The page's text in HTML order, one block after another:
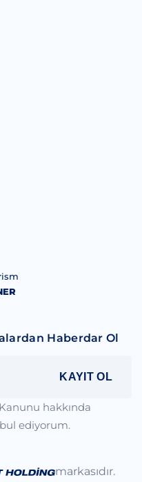
Haberdar Ol
KAYIT OL
hakkında
ediyorum.
markasıdır.